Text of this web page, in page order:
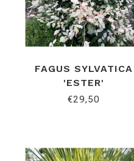
FAGUS SYLVATICA
'ESTER'
€29,50